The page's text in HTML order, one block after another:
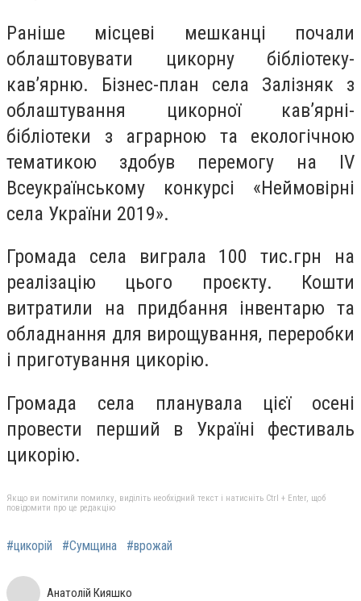
Раніше місцеві мешканці почали
облаштовувати цикорну бібліотеку-
кав’ярню. Бізнес-план села Залізняк з
облаштування цикорної кав’ярні-
бібліотеки з аграрною та екологічною
тематикою здобув перемогу на IV
Всеукраїнському конкурсі «Неймовірні
села України 2019».
Громада села виграла 100 тис.грн на
реалізацію цього проєкту. Кошти
витратили на придбання інвентарю та
обладнання для вирощування, переробки
і приготування цикорію.
Громада села планувала цієї осені
провести перший в Україні фестиваль
цикорію.
Якщо ви помітили помилку, виділіть необхідний текст і натисніть Ctrl + Enter, щоб
повідомити про це редакцію
#цикорій #Сумщина #врожай
Анатолій Кияшко